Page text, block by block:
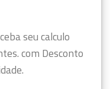
seu calculo
com Desconto